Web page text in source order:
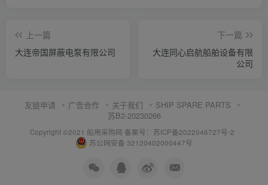
上一篇
大连帝国屏蔽电泵有限公司
下一篇
大连同心启航船舶设备有限
公司
友链申请 广告合作 关于我们
SHIP SPARE PARTS
苏B2-20230266
Copyright ©2021 船用采购网 备案号：苏ICP备2022046727号-2
苏公网安备 32120402000447号